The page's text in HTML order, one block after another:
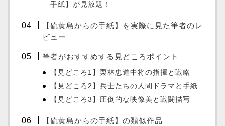
手紙】が見放題！
【硫黄島からの手紙】を実際に見た筆者のレ
ビュー
筆者がおすすめする見どころポイント
【見どころ1】栗林忠道中将の指揮と戦略
【見どころ2】兵士たちの人間ドラマと手紙
【見どころ3】圧倒的な映像美と戦闘描写
【硫黄島からの手紙】の類似作品